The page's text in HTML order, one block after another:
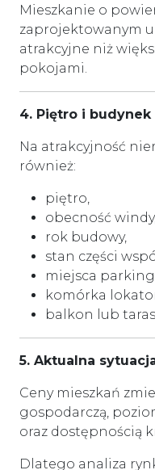
Mieszkanie o
zaprojektowanym
atrakcyjne niż
pokojami.
4. Piętro i budynek
Na atrakcyjność
również:
piętro,
obecność
rok budowy,
stan części
miejsca
komórka
balkon lub
5. Aktualna
Ceny mieszkań
gospodarczą,
oraz dostępnością
Dlatego analiza